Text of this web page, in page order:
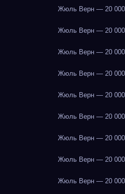
Жюль Верн — 20 000
Жюль Верн — 20 000
Жюль Верн — 20 000
Жюль Верн — 20 000
Жюль Верн — 20 000
Жюль Верн — 20 000
Жюль Верн — 20 000
Жюль Верн — 20 000
Жюль Верн — 20 000